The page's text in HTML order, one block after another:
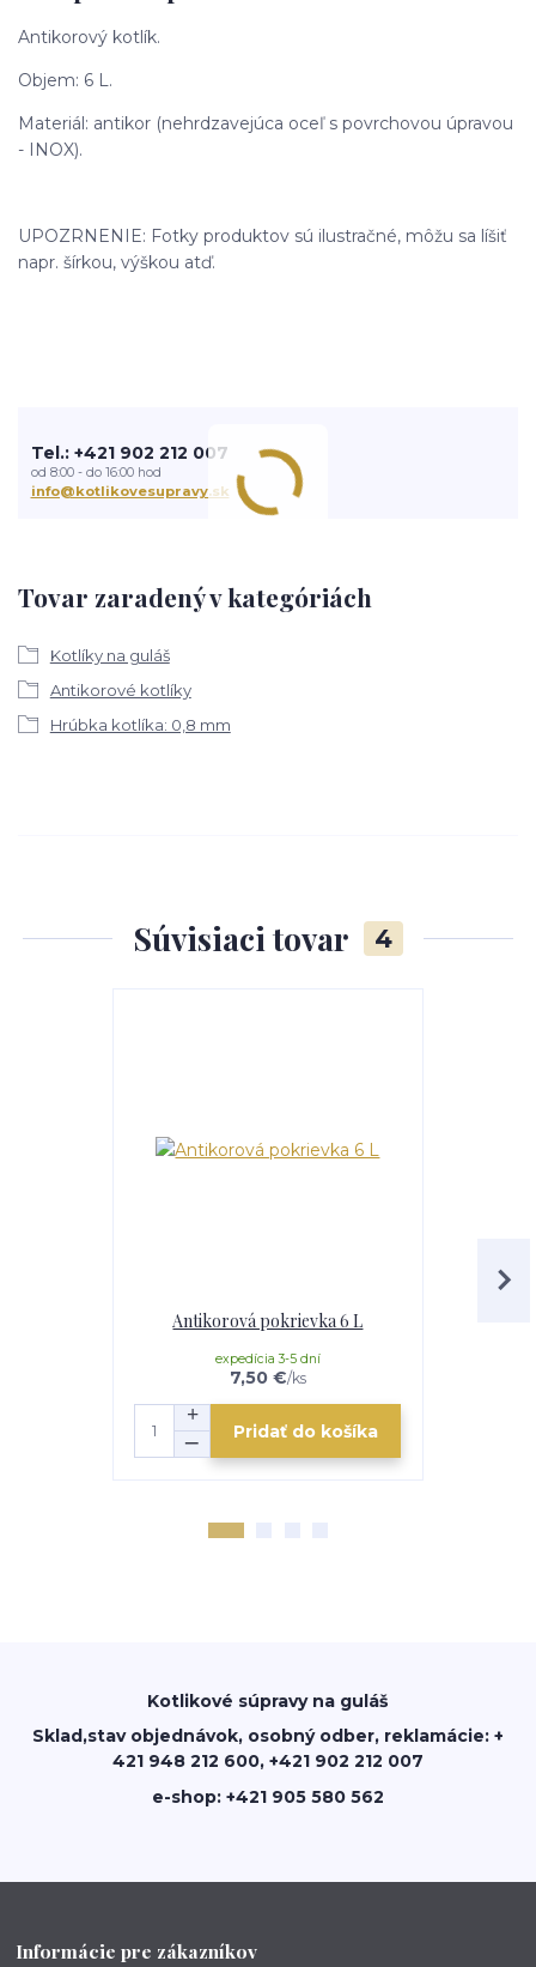
Antikorový kotlík.
Objem: 6 L.
Materiál: antikor (nehrdzavejúca oceľ s povrchovou úpravou
- INOX).
UPOZRNENIE: Fotky produktov sú ilustračné, môžu sa líšiť
napr. šírkou, výškou atď.
Tovar zaradený v kategóriách
Kotlíky na guláš
Antikorové kotlíky
Hrúbka kotlíka: 0,8 mm
Tel.: +421 902 212 007
od 8:00 - do 16:00 hod
info@kotlikovesupravy.sk
Súvisiaci tovar 4
Antikorová pokrievka 6 L
7,50 €/ks
expedícia 3-5 dní
Pridať do košíka
Kotlikové súpravy na guláš
Sklad,stav objednávok, osobný odber, reklamácie: +
421 948 212 600, +421 902 212 007
e-shop: +421 905 580 562
Informácie pre zákazníkov